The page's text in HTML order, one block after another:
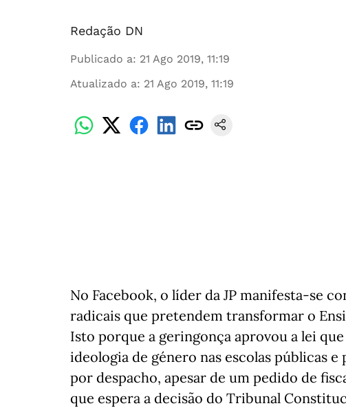
Redação DN
Publicado a: 21 Ago 2019, 11:19
Atualizado a: 21 Ago 2019, 11:19
No Facebook, o líder da JP manifesta-se
radicais que pretendem transformar o
Isto porque a geringonça aprovou a lei
ideologia de género nas escolas públicas
por despacho, apesar de um pedido de
que espera a decisão do Tribunal